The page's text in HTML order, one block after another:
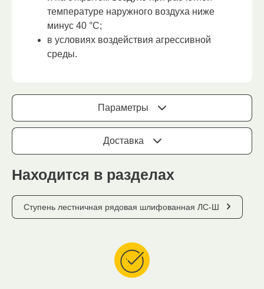
температуре наружного воздуха ниже
минус 40 °С;
в условиях воздействия агрессивной
среды.
Параметры
Доставка
Находится в разделах
Ступень лестничная рядовая шлифованная ЛС-Ш